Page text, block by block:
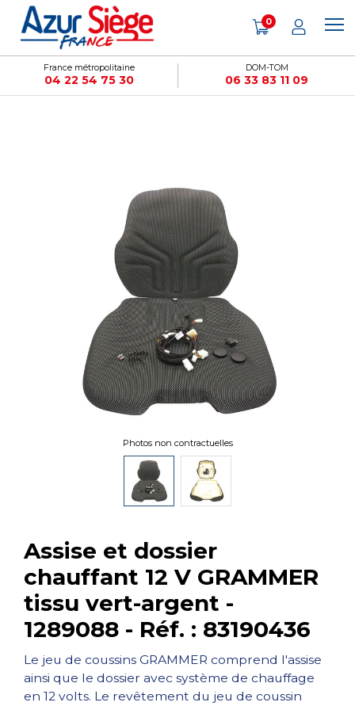
France métropolitaine
04 22 54 75 30
DOM-TOM
06 33 83 11 09
0
Assise et dossier
chauffant 12 V GRAMMER
tissu vert-argent -
1289088 - Réf. : 83190436
Le jeu de coussins GRAMMER comprend l'assise
ainsi que le dossier avec système de chauffage
en 12 volts. Le revêtement du jeu de coussin
Photos non contractuelles
Panneau de gestion des cookies